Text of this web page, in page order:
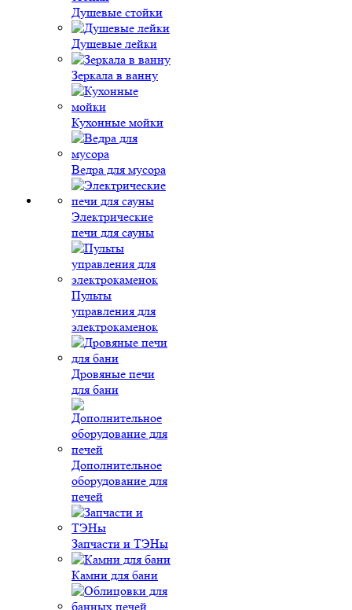
Душевые стойки
Душевые лейки
Зеркала в ванну
Кухонные мойки
Ведра для мусора
Электрические
печи для сауны
Пульты
управления для
электрокаменок
Дровяные печи
для бани
Дополнительное
оборудование для
печей
Запчасти и ТЭНы
Камни для бани